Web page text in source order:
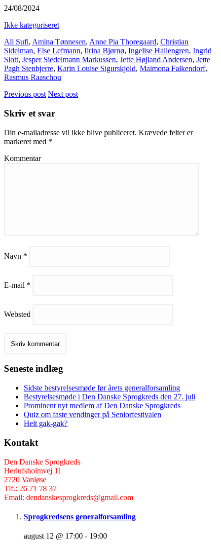
24/08/2024
Ikke kategoriseret
Ali Sufi, Amina Tønnesen, Anne Pia Thoregaard, Christian
Sidelman, Else Lefmann, Iirina Bjørnø, Ingelise Hallengren, Ingrid
Slott, Jesper Siedelmann Markussen, Jette Højland Andersen, Jette
Pagh Stenbjerre, Karin Louise Sigurskjold, Maimona Falkendorf,
Rasmus Raaschou
Previous post Next post
Skriv et svar
Din e-mailadresse vil ikke blive publiceret. Krævede felter er
markeret med *
Kommentar
Navn *
E-mail *
Websted
Seneste indlæg
Sidste bestyrelsesmøde før årets generalforsamling
Bestyrelsesmøde i Den Danske Sprogkreds den 27. juli
Prominent nyt medlem af Den Danske Sprogkreds
Quiz om faste vendinger på Seniorfestivalen
Helt gak-gak?
Kontakt
Den Danske Sprogkreds
Herlufsholmvej 11
2720 Vanløse
Tlf.: 26 71 78 37
Email: dendanskesprogkreds@gmail.com
Sprogkredsens generalforsamling
august 12 @ 17:00 - 19:00